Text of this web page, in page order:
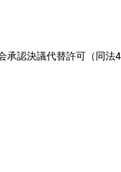
認決議代替許可（同法